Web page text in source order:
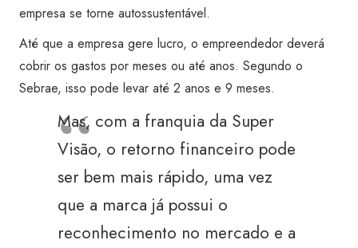
empresa se torne autossustentável.
Até que a empresa gere lucro, o empreendedor deverá
cobrir os gastos por meses ou até anos. Segundo o
Sebrae, isso pode levar até 2 anos e 9 meses.
Mas, com a franquia da Super
Visão, o retorno financeiro pode
ser bem mais rápido, uma vez
que a marca já possui o
reconhecimento no mercado e a